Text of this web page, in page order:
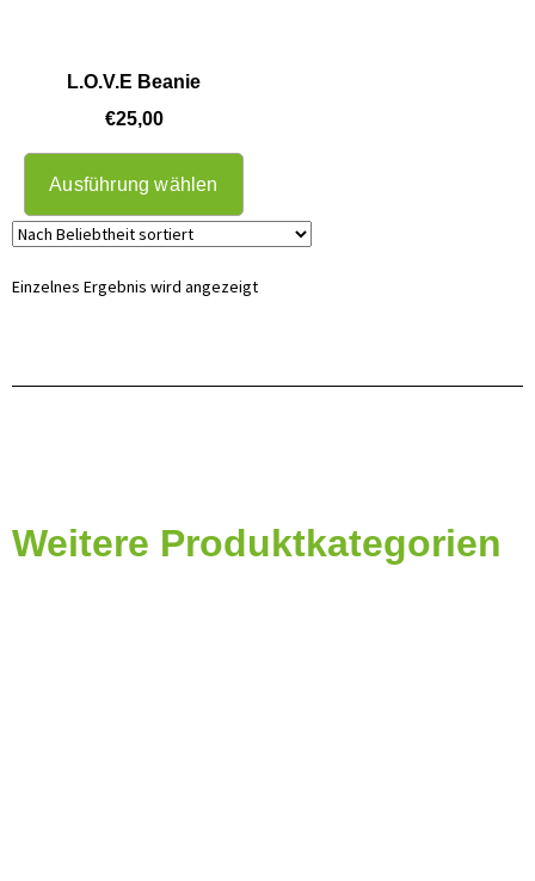
L.O.V.E Beanie
€25,00
Ausführung wählen
Einzelnes Ergebnis wird angezeigt
Weitere Produktkategorien